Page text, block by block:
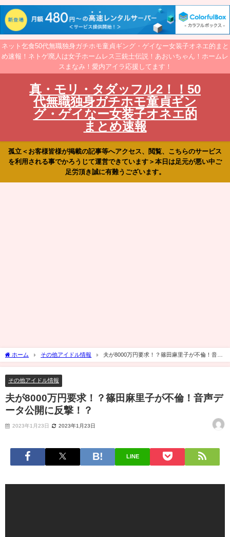
ネット乞食50代無職独身ガチホモ童貞ギング・ゲイなー女装子オネエ的まと
め速報！ネトゲ廃人は女子ホームレス三銃士伝説！あおいちゃん！ホームレ
スまなみ！愛内アイラ応援してます！
真・モリ・タダッフル2！！50
代無職独身ガチホモ童貞ギン
グ・ゲイなー女装子オネエ的
まとめ速報
孤立＜お客様皆様が掲載の記事等へアクセス、閲覧、こちらのサービス
を利用される事でかろうじて運営できています＞本日は足元が悪い中ご
足労頂き誠に有難うございます。
ホーム その他アイドル情報
夫が8000万円要求！？篠田麻里子が不倫！音声
データ公開に反撃！？
その他アイドル情報
夫が8000万円要求！？篠田麻里子が不倫！音声デ
ータ公開に反撃！？
2023年1月23日 2023年1月23日
LINE